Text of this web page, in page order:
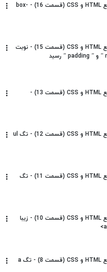
آموزش جامع HTML و CSS (قسمت 16) - box-
آموزش جامع HTML و CSS (قسمت 15) - نوبت
آموزش جامع HTML و CSS (قسمت 13) -
آموزش جامع HTML و CSS (قسمت 12) - تگ ul
آموزش جامع HTML و CSS (قسمت 11) - تگ
آموزش جامع HTML و CSS (قسمت 10) - زیبا
آموزش جامع HTML و CSS (قسمت 8) - تگ a